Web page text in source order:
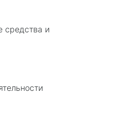
средства и